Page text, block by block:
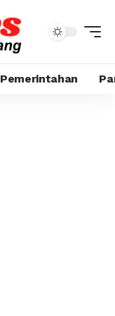
Pemerintahan